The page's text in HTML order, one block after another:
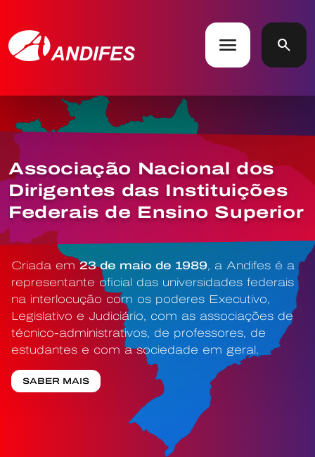
menu search
Associação Nacional dos
Dirigentes das Instituições
Federais de Ensino Superior
Criada em 23 de maio de 1989, a Andifes é a
representante oficial das universidades federais
na interlocução com os poderes Executivo,
Legislativo e Judiciário, com as associações de
técnico-administrativos, de professores, de
estudantes e com a sociedade em geral.
SABER MAIS